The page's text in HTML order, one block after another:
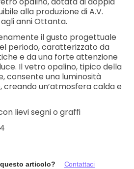
alla produzione di A.V.
anni Ottanta.
il gusto progettuale
periodo, caratterizzato da
e da una forte attenzione
Il vetro opalino, tipico della
consente una luminosità
creando un’atmosfera calda e
lievi segni o graffi
articolo? Contattaci